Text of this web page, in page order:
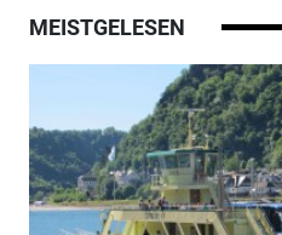
MEISTGELESEN